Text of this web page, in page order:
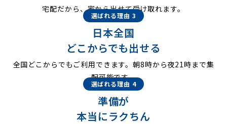
宅配だから、家から出せて受け取れます。
選ばれる理由 3
日本全国
どこからでも出せる
全国どこからでもご利用できます。朝8時から夜21時まで集
配可能です。
選ばれる理由 4
準備が
本当にラクちん